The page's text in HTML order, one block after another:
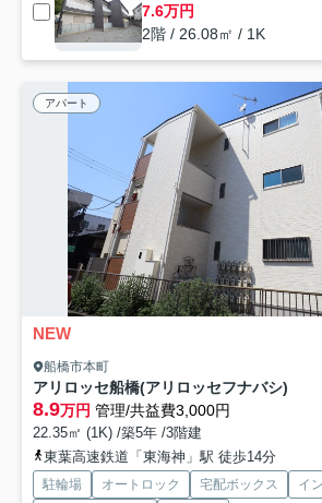
7.6万円
2階 / 26.08㎡ / 1K
アパート
NEW
船橋市本町
アリロッセ船橋(アリロッセフナバシ)
8.9万円 管理/共益費3,000円
22.35㎡ (1K) /築5年 /3階建
東葉高速鉄道「東海神」駅 徒歩14分
駐輪場 オートロック 宅配ボックス
イ